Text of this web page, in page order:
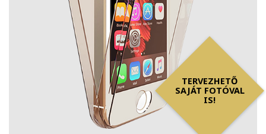
TERVEZHETŐ
SAJÁT FOTÓVAL
IS!